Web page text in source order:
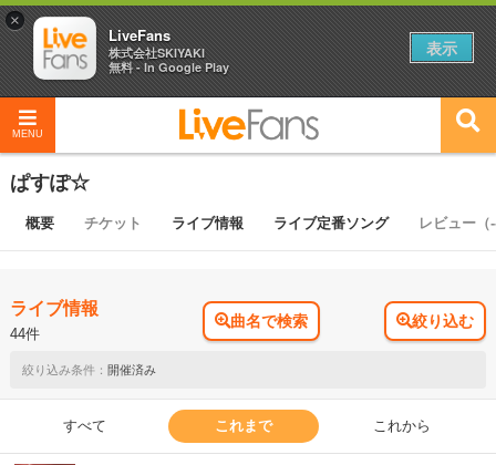
MENU
ぱすぽ☆
概要 チケット ライブ情報 ライブ定番ソング レビュー（
ライブ情報
44件
曲名で検索 絞り込む
開催済み
すべて これまで これから
×
LiveFans
株式会社SKIYAKI
無料 - In Google Play
表示